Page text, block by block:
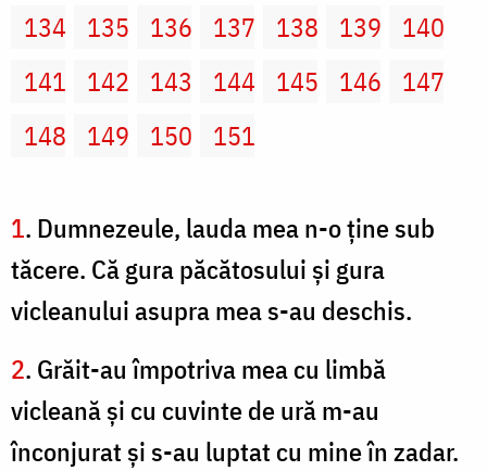
134
135 136 137 138 139
140
141
142 143 144 145 146
147
148
149 150 151
1. Dumnezeule, lauda mea n-o ţine sub
tăcere. Că gura păcătosului şi gura
vicleanului asupra mea s-au deschis.
2. Grăit-au împotriva mea cu limbă
vicleană şi cu cuvinte de ură m-au
înconjurat şi s-au luptat cu mine în zadar.